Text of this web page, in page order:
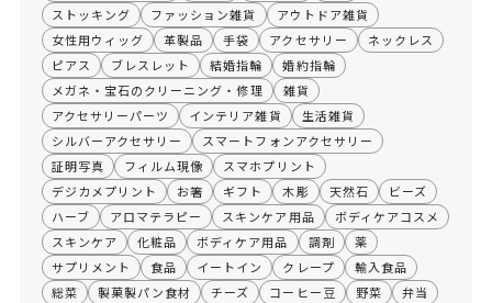
ストッキング
ファッション雑貨
アウトドア雑貨
女性用ウィッグ
革製品 手袋 アクセサリー
ネックレス
ピアス
ブレスレット 結婚指輪
婚約指輪
メガネ・宝石のクリーニング・修理
雑貨
アクセサリーパーツ
インテリア雑貨
生活雑貨
シルバーアクセサリー
スマートフォンアクセサリー
証明写真
フィルム現像
スマホプリント
デジカメプリント
お箸 ギフト 木彫 天然石
ビーズ
ハーブ
アロマテラピー スキンケア用品
ボディケアコスメ
スキンケア
化粧品 ボディケア用品 調剤
薬
サプリメント
食品 イートイン クレープ
輸入食品
総菜
製菓製パン食材 チーズ コーヒー豆 野菜
弁当